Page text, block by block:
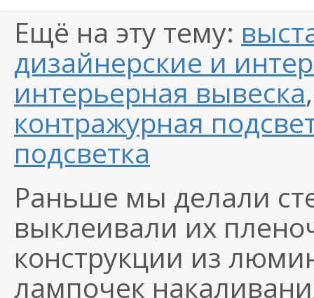
Ещё на эту тему:
дизайнерские и
интерьерная вывеска
контражурная
подсветка
Раньше мы делали
выклеивали их
конструкции из
лампочек